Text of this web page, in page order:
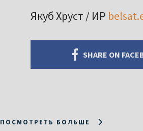
Якуб Хруст / ИР
SHARE ON
ПОСМОТРЕТЬ БОЛЬШЕ